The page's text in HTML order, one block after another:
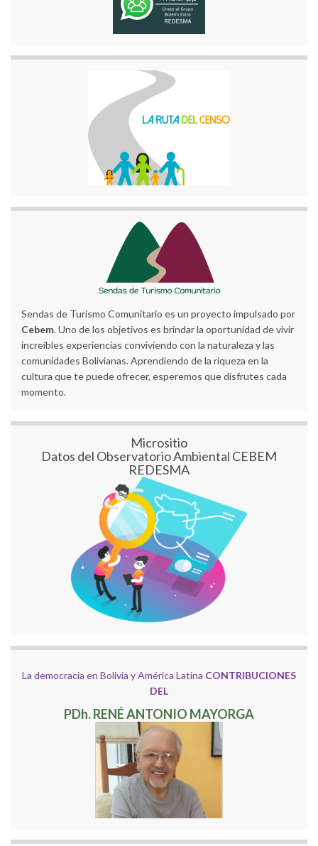
Sendas de Turismo Comunitario es un proyecto impulsado por
Cebem. Uno de los objetivos es brindar la oportunidad de vivir
increíbles experiencias conviviendo con la naturaleza y las
comunidades Bolivianas. Aprendiendo de la riqueza en la
cultura que te puede ofrecer, esperemos que disfrutes cada
momento.
Micrositio
Datos del Observatorio Ambiental CEBEM
REDESMA
La democracia en Bolivia y América Latina CONTRIBUCIONES
DEL
PDh. RENÉ ANTONIO MAYORGA